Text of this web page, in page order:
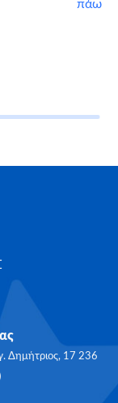
πάω
17 236